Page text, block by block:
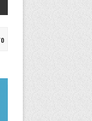
GENERALES